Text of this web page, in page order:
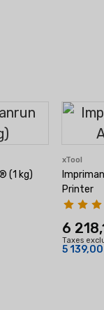
(1 kg)
xTool
Printer
6
Taxes
5